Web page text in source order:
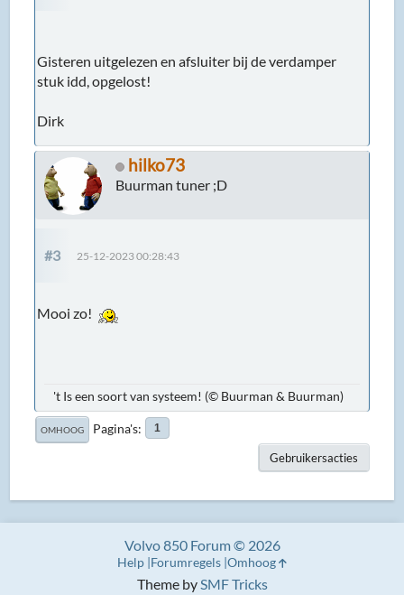
Gisteren uitgelezen en afsluiter bij de verdamper
stuk idd, opgelost!
Dirk
hilko73
Buurman tuner ;D
#3 25-12-2023 00:28:43
Mooi zo!
't Is een soort van systeem! (© Buurman & Buurman)
OMHOOG Pagina's 1
Gebruikersacties
Theme bySMF Tricks
Volvo 850 Forum © 2026
Help Forumregels Omhoog